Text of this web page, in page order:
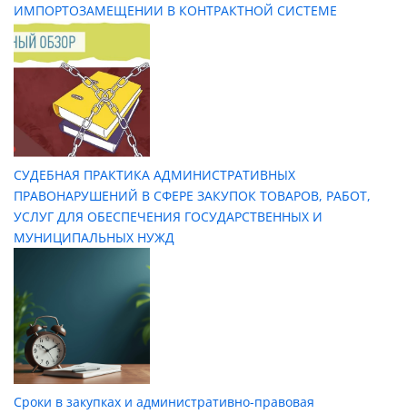
ИМПОРТОЗАМЕЩЕНИИ В КОНТРАКТНОЙ СИСТЕМЕ
СУДЕБНАЯ ПРАКТИКА АДМИНИСТРАТИВНЫХ
ПРАВОНАРУШЕНИЙ В СФЕРЕ ЗАКУПОК ТОВАРОВ, РАБОТ,
УСЛУГ ДЛЯ ОБЕСПЕЧЕНИЯ ГОСУДАРСТВЕННЫХ И
МУНИЦИПАЛЬНЫХ НУЖД
Сроки в закупках и административно-правовая